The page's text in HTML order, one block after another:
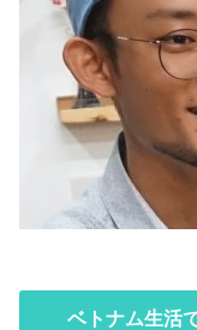
ベトナム生活